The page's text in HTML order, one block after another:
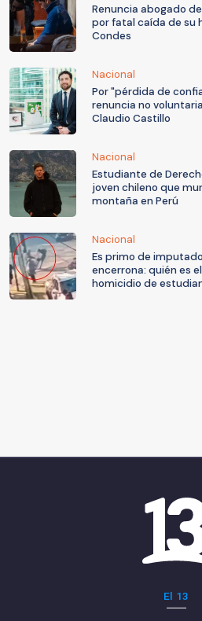
Renuncia abogado
por fatal caída de su
Condes
Nacional
Por "pérdida de
renuncia no
Claudio Castillo
Nacional
Estudiante de
joven chileno que
montaña en Perú
Nacional
Es primo de
encerrona: quién es
homicidio de
El 13